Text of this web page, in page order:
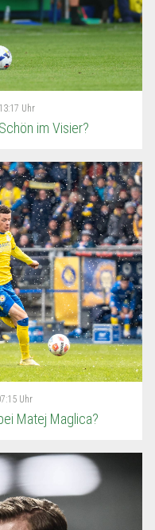
Uhr
im Visier?
Uhr
Matej Maglica?